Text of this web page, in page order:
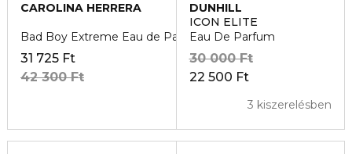
CAROLINA HERRERA
Bad Boy Extreme Eau de Parfum
31 725 Ft
42 300 Ft
DUNHILL
ICON ELITE
Eau De Parfum
22 500 Ft
30 000 Ft
3 kiszerelésben